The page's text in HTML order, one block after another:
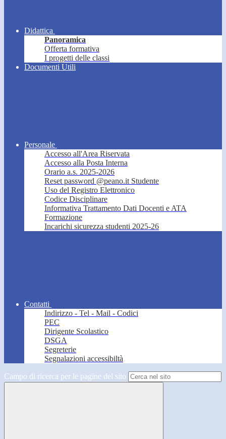
Didattica
Panoramica
Offerta formativa
I progetti delle classi
Documenti Utili
Personale
Accesso all'Area Riservata
Accesso alla Posta Interna
Orario a.s. 2025-2026
Reset password @peano.it Studente
Uso del Registro Elettronico
Codice Disciplinare
Informativa Trattamento Dati Docenti e ATA
Formazione
Incarichi sicurezza studenti 2025-26
Contatti
Indirizzo - Tel - Mail - Codici
PEC
Dirigente Scolastico
DSGA
Segreterie
Segnalazioni accessibiltà
Campo di ricerca per le pagine del sito